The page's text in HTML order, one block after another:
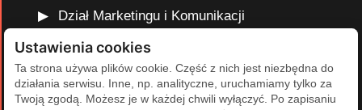
Dział Marketingu i Komunikacji
Dział Edukacji Olimpijskiej
Dział Finansów i Kadr
Dział Projektów Olimpijskich
Ustawienia cookies
Ta strona używa plików cookie. Część z nich jest niezbędna do
działania serwisu. Inne, np. analityczne, uruchamiamy tylko za
Twoją zgodą. Możesz je w każdej chwili wyłączyć. Po zapisaniu